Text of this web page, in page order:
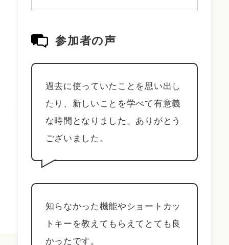
参加者の声
過去に使っていたことを思い出し
たり、新しいことを学べて有意義
な時間となりました。ありがとう
ございました。
知らなかった機能やショートカッ
トキーを教えてもらえてとても良
かったです。